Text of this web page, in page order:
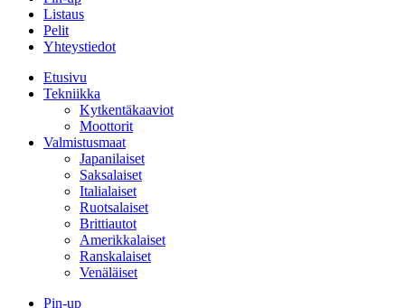
Listaus
Pelit
Yhteystiedot
Etusivu
Tekniikka
Kytkentäkaaviot
Moottorit
Valmistusmaat
Japanilaiset
Saksalaiset
Italialaiset
Ruotsalaiset
Brittiautot
Amerikkalaiset
Ranskalaiset
Venäläiset
Pin-up